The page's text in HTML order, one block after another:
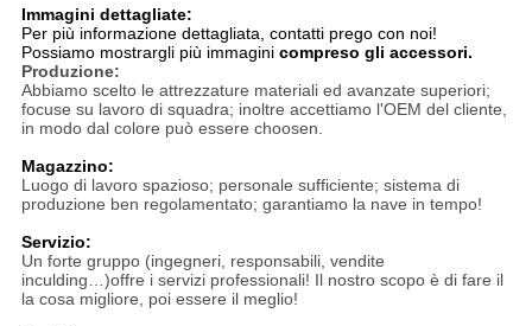
Immagini dettagliate:
Per più informazione dettagliata, contatti prego con noi!
Possiamo mostrargli più immagini compreso gli accessori.
Produzione:
Abbiamo scelto le attrezzature materiali ed avanzate superiori;
focuse su lavoro di squadra; inoltre accettiamo l'OEM del cliente,
in modo dal colore può essere choosen.
Magazzino:
Luogo di lavoro spazioso; personale sufficiente; sistema di
produzione ben regolamentato; garantiamo la nave in tempo!
Servizio:
Un forte gruppo (ingegneri, responsabili, vendite
inculding…)offre i servizi professionali! Il nostro scopo è di fare il
la cosa migliore, poi essere il meglio!